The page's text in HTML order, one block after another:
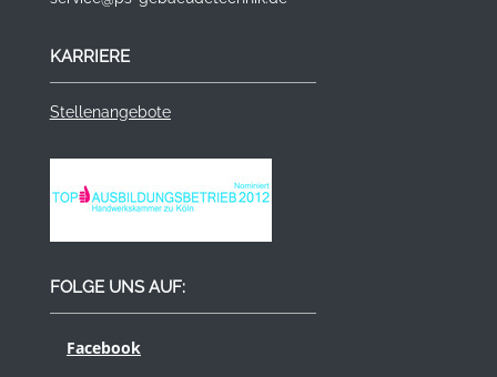
KARRIERE
Stellenangebote
FOLGE UNS AUF:
Facebook